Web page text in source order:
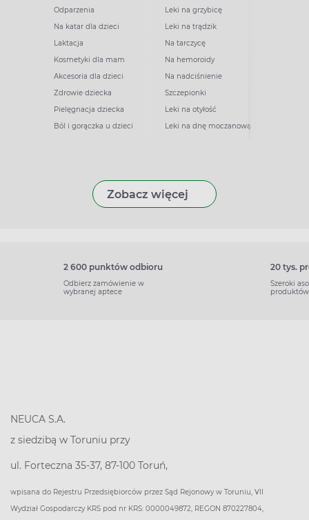
Odparzenia
Na katar dla dzieci
Laktacja
Kosmetyki dla mam
Akcesoria dla dzieci
Zdrowie dziecka
Pielęgnacja dziecka
Ból i gorączka u dzieci
Leki na grzybicę
Leki na trądzik
Na tarczycę
Na hemoroidy
Na nadciśnienie
Szczepionki
Leki na otyłość
Leki na dnę moczanową
Zobacz więcej
2 600 punktów odbioru
Odbierz zamówienie w
wybranej aptece
20 tys.
Szeroki
produktów
NEUCA S.A.
z siedzibą w Toruniu przy
ul. Forteczna 35-37, 87-100 Toruń,
wpisana do Rejestru Przedsiębiorców przez Sąd Rejonowy w Toruniu, VII
Wydział Gospodarczy KRS pod nr KRS: 0000049872, REGON 870227804,